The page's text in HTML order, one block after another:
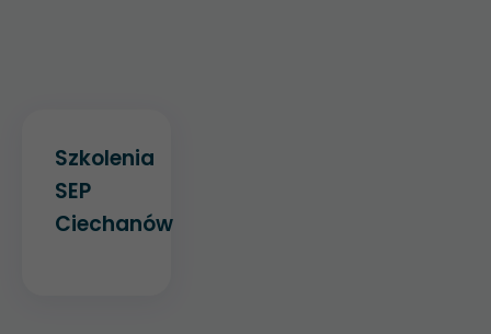
Szkolenia
SEP
Ciechanów